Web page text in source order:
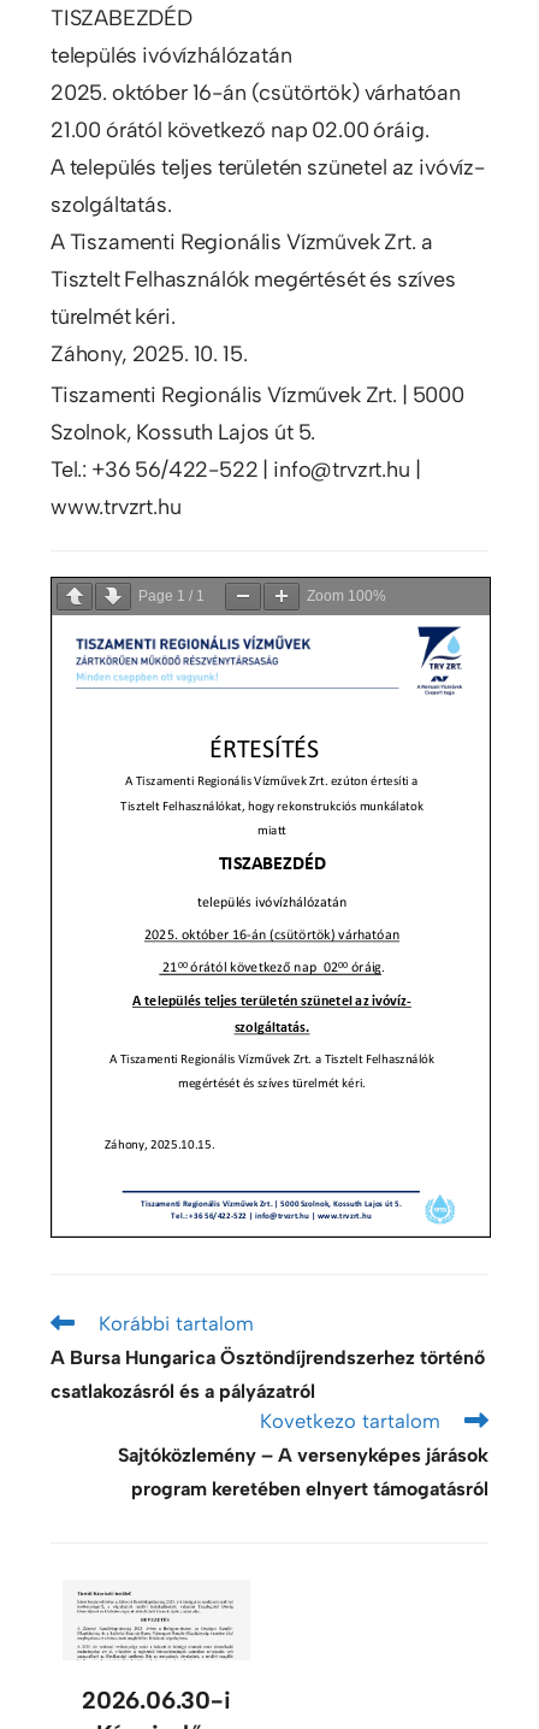
TISZABEZDÉD
település ivóvízhálózatán
2025. október 16-án (csütörtök) várhatóan
21.00 órától következő nap 02.00 óráig.
A település teljes területén szünetel az ivóvíz-
szolgáltatás.
A Tiszamenti Regionális Vízművek Zrt. a
Tisztelt Felhasználók megértését és szíves
türelmét kéri.
Záhony, 2025. 10. 15.
Tiszamenti Regionális Vízművek Zrt. | 5000
Szolnok, Kossuth Lajos út 5.
Tel.: +36 56/422-522 | info@trvzrt.hu |
www.trvzrt.hu
Page 1 / 1 Zoom 100%
Korábbi tartalom
A Bursa Hungarica Ösztöndíjrendszerhez történő
csatlakozásról és a pályázatról
Kovetkezo tartalom
Sajtóközlemény – A versenyképes járások
program keretében elnyert támogatásról
2026.06.30-i